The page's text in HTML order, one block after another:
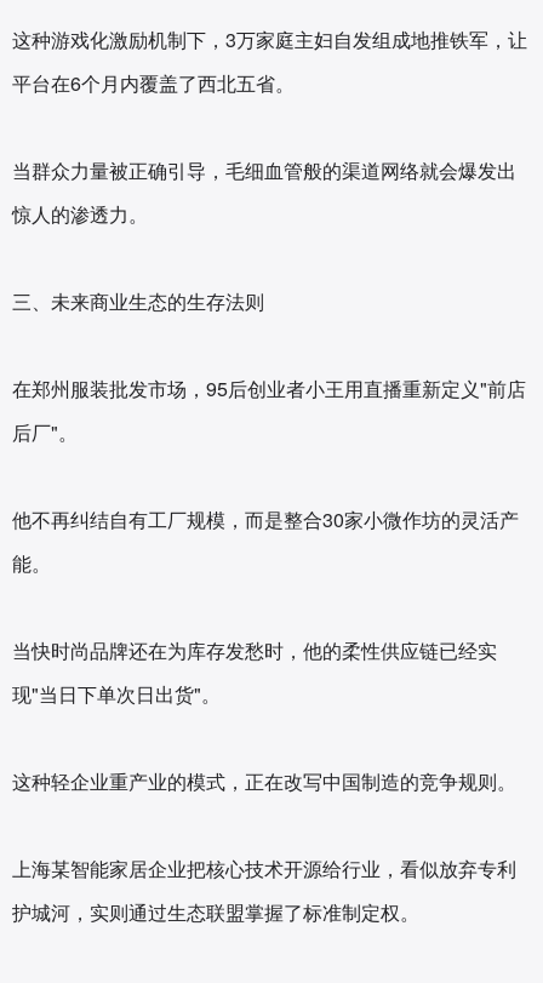
这种游戏化激励机制下，3万家庭主妇自发组成地推铁军，让
平台在6个月内覆盖了西北五省。
当群众力量被正确引导，毛细血管般的渠道网络就会爆发出
惊人的渗透力。
三、未来商业生态的生存法则
在郑州服装批发市场，95后创业者小王用直播重新定义"前店
后厂"。
他不再纠结自有工厂规模，而是整合30家小微作坊的灵活产
能。
当快时尚品牌还在为库存发愁时，他的柔性供应链已经实
现"当日下单次日出货"。
这种轻企业重产业的模式，正在改写中国制造的竞争规则。
上海某智能家居企业把核心技术开源给行业，看似放弃专利
护城河，实则通过生态联盟掌握了标准制定权。